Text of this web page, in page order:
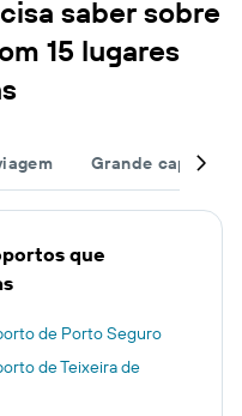
saber sobre
15 lugares
Grande
que
de Porto Seguro
de Teixeira de